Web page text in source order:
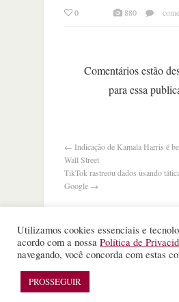
0 880
Comentários estão
para essa
← Indicação de Kamala Harris é
Wall Street
TikTok rastreou dados usando
Google →
Nota Alta ESPM
. Todos
WordPress Theme
Utilizamos cookies essenciais e
acordo com a nossa Política de
navegando, você concorda com estas
PROSSEGUIR